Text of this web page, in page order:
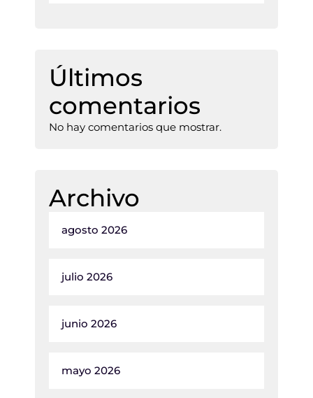
Últimos
comentarios
No hay comentarios que mostrar.
Archivo
agosto 2026
julio 2026
junio 2026
mayo 2026